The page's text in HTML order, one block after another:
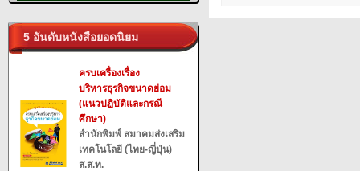
5 อันดับหนังสือยอดนิยม
ครบเครื่องเรื่อง
บริหารธุรกิจขนาดย่อม
(แนวปฏิบัติและกรณี
ศึกษา)
สำนักพิมพ์ สมาคมส่งเสริม
เทคโนโลยี (ไทย-ญี่ปุ่น)
ส.ส.ท.